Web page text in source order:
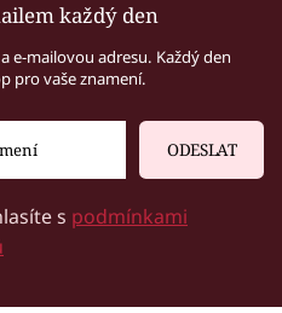
každý den
e-mailovou adresu. Každý den
pro vaše znamení.
ODESLAT
s podmínkami